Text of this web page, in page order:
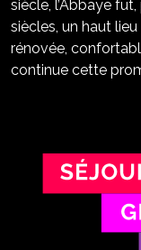
siècles, un haut
rénovée,
continue cette